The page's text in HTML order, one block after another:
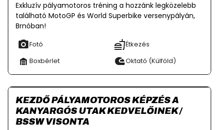
Exkluzív pályamotoros tréning a hozzánk legközelebb
található MotoGP és World Superbike versenypályán,
Brnóban!
Fotó
Étkezés
Boxbérlet
Oktató (Külföld)
KEZDŐ PÁLYAMOTOROS KÉPZÉS A
KANYARGÓS UTAK KEDVELŐINEK /
BSSW VISONTA